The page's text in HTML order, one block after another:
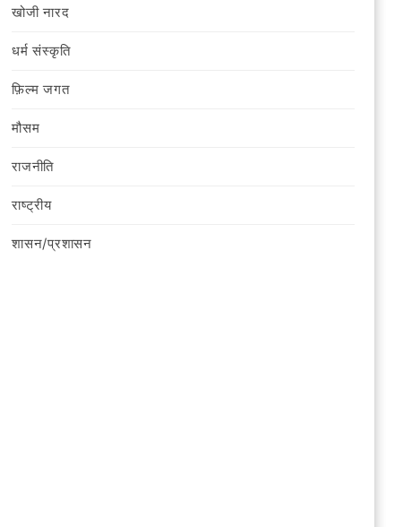
खोजी नारद
धर्म संस्कृति
फ़िल्‍म जगत
मौसम
राजनीति
राष्ट्रीय
शासन/प्रशासन